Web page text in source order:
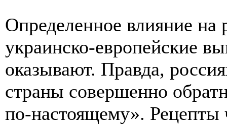
Определенное влияние на
украинско-европейские
оказывают. Правда,
страны совершенно
по-настоящему». Рецепты